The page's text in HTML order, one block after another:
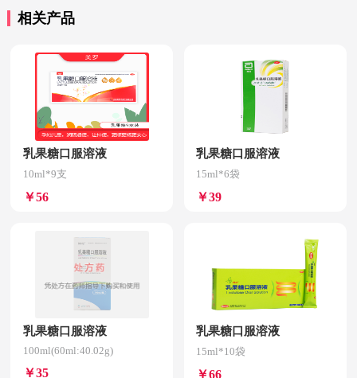
相关产品
乳果糖口服溶液
10ml*9支
￥56
乳果糖口服溶液
15ml*6袋
￥39
乳果糖口服溶液
100ml(60ml:40.02g)
￥35
乳果糖口服溶液
15ml*10袋
￥66